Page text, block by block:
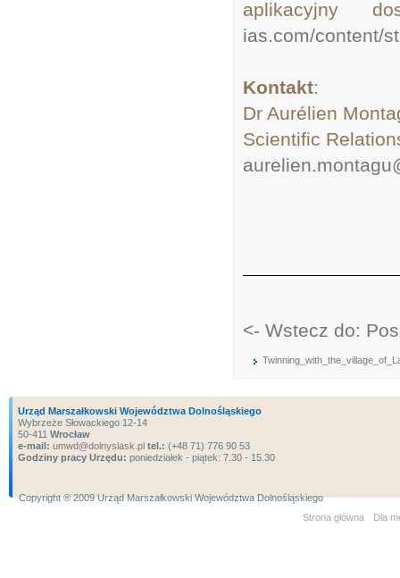
aplikacyjny
ias.com/content/
Kontakt:
Dr Aurélien
Scientific
<- Wstecz do:
Urząd Marszałkowski Województwa Dolnośląskiego
Wybrzeże Słowackiego 12-14
50-411 Wrocław
e-mail: umwd@dolnyslask.pl tel.: (+48 71) 776 90 53
Godziny pracy Urzędu: poniedziałek - piątek: 7.30 - 15.30
Copyright ® 2009 Urząd Marszałkowski Województwa Dolnośląskiego
Strona główna
Dla